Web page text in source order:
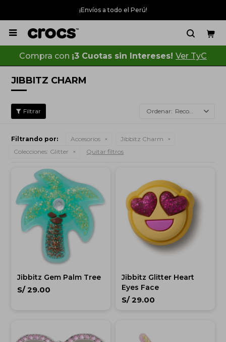
¡Envíos a todo el Perú!

Compra con ¡3 Cuotas sin Intereses! Ver TyC
JIBBITZ CHARM
Recomendados
Filtrando por: Accesorios
Jibbitz Charm
Colecciones: Glitter Quitar filtros
Jibbitz Gem Palm Tree
S/ 29.00
Jibbitz Glitter Heart
Eyes Face
S/ 29.00